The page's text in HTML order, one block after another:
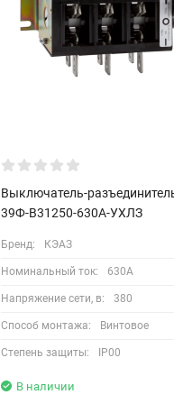
Выключатель-
39Ф-В31250-630А-УХЛЗ
Бренд: КЭАЗ
Номинальный ток: 630А
Напряжение сети, в: 380
Способ монтажа: Винтовое
Степень защиты: IP00
В наличии